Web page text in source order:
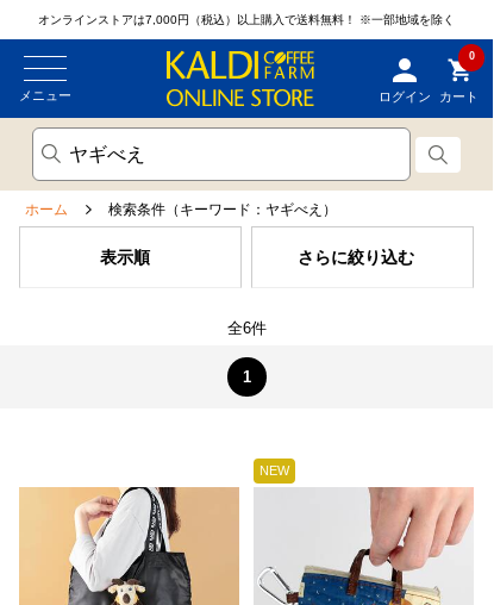
オンラインストアは7,000円（税込）以上購入で送料無料！ ※一部地域を除く
メニュー ログイン
0
カート
ホーム 検索条件（キーワード：ヤギべえ）
表示順 さらに絞り込む
全6件
1
NEW